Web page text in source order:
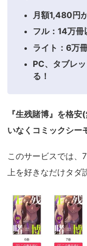
月額1,480円
フル：14万冊
ライト：6万
PC、タブレ
る！
『生残賭博』を格
いなくコミックシー
このサービスでは、
上を好きなだけタダ